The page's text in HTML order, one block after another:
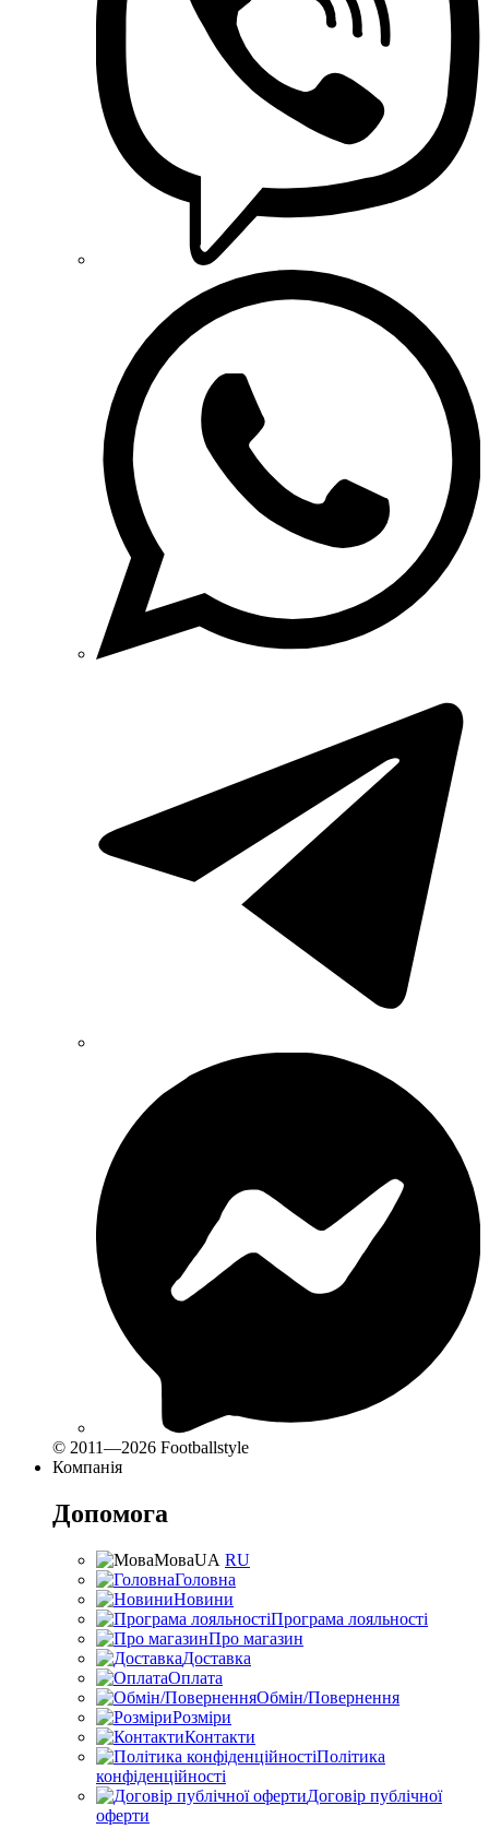
© 2011—2026 Footballstyle
Компанія
Допомога
МоваUA RU
Головна
Новини
Програма лояльності
Про магазин
Доставка
Оплата
Обмін/Повернення
Розміри
Контакти
Політика
конфіденційності
Договір публічної
оферти